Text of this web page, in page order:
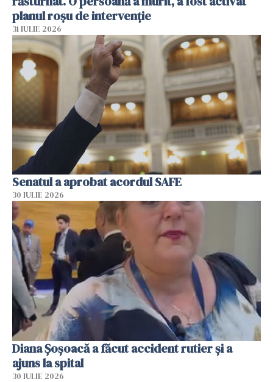
planul roșu de intervenție
31 IULIE 2026
Senatul a aprobat acordul SAFE
30 IULIE 2026
Diana Șoșoacă a făcut accident rutier și a
ajuns la spital
30 IULIE 2026